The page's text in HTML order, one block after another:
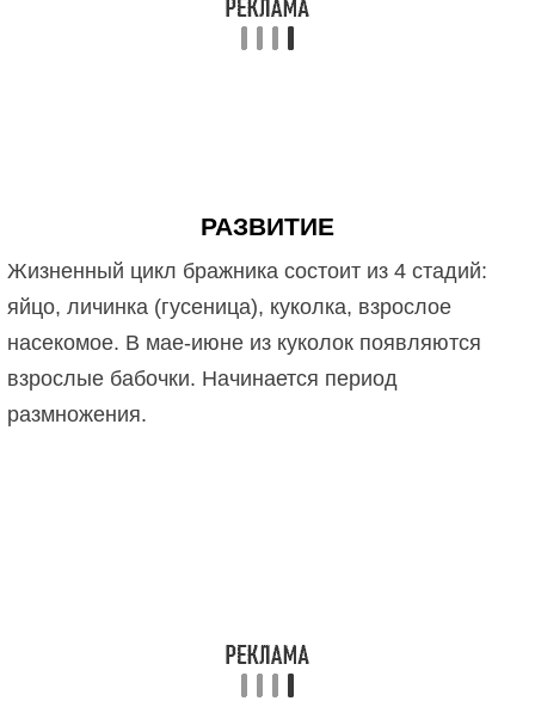
РАЗВИТИЕ
Жизненный цикл бражника состоит из 4 стадий:
яйцо, личинка (гусеница), куколка, взрослое
насекомое. В мае-июне из куколок появляются
взрослые бабочки. Начинается период
размножения.